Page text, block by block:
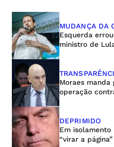
MUDANÇA DA
Esquerda
ministro de
Moraes manda
operação
DEPRIMIDO
Em
“virar a página”